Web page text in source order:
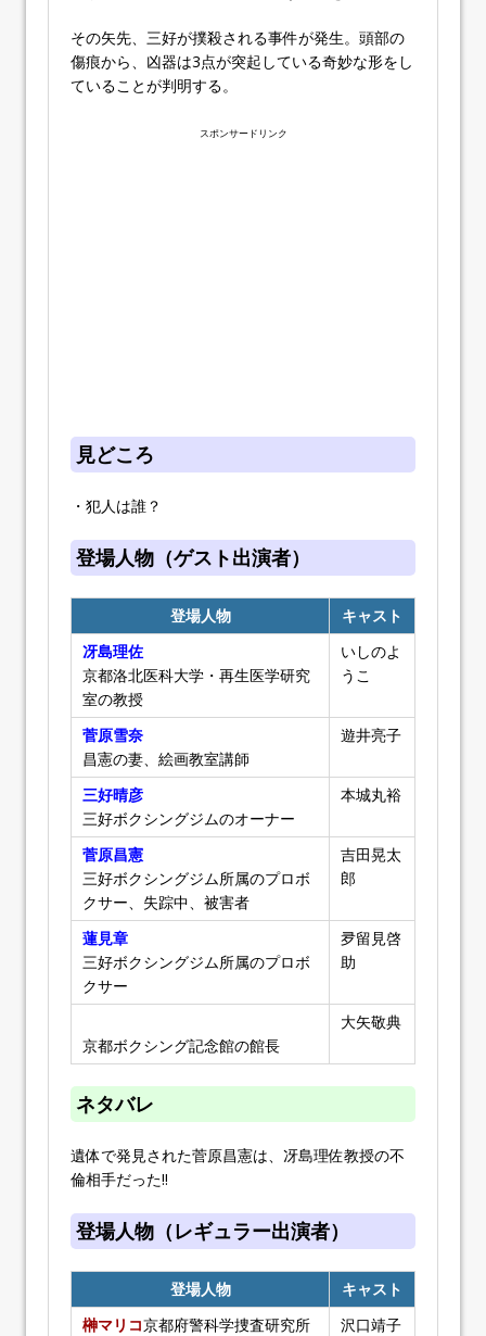
その矢先、三好が撲殺される事件が発生。頭部の
傷痕から、凶器は3点が突起している奇妙な形をし
ていることが判明する。
スポンサードリンク
見どころ
・犯人は誰？
登場人物（ゲスト出演者）
登場人物
キャスト
冴島理佐
京都洛北医科大学・再生医学研究
室の教授
いしのよ
うこ
菅原雪奈
昌憲の妻、絵画教室講師
遊井亮子
三好晴彦
三好ボクシングジムのオーナー
本城丸裕
菅原昌憲
三好ボクシングジム所属のプロボ
クサー、失踪中、被害者
吉田晃太
郎
蓮見章
三好ボクシングジム所属のプロボ
クサー
夛留見啓
助
京都ボクシング記念館の館長
大矢敬典
ネタバレ
遺体で発見された菅原昌憲は、冴島理佐教授の不
倫相手だった!!
登場人物（レギュラー出演者）
登場人物
キャスト
榊マリコ京都府警科学捜査研究所
沢口靖子